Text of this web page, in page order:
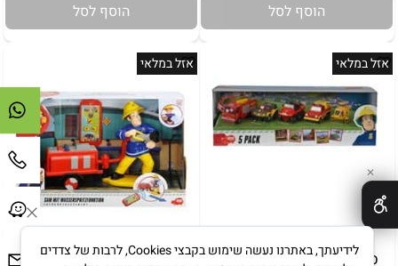
מתנה:
לארוז באריזת מתנה:
5₪+
הוסף לסל הוסף לסל
אזל במלאי
סמי הכבאי מארז 5 מכוניות
אזל במלאי
סמי הכבאי - יורה מים על שלט
✕
לידיעתך, באתרנו נעשה שימוש בקבצי Cookies, לרבות של צדדים